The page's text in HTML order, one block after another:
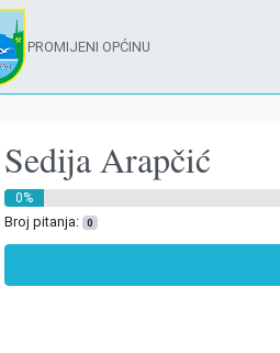
PROMIJENI OPĆINU
Sedija Arapčić
0%
Broj pitanja: 0